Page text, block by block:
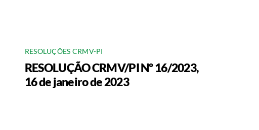
RESOLUÇÕES CRMV-PI
RESOLUÇÃO CRMV/PI Nº 16/2023,
16 de janeiro de 2023